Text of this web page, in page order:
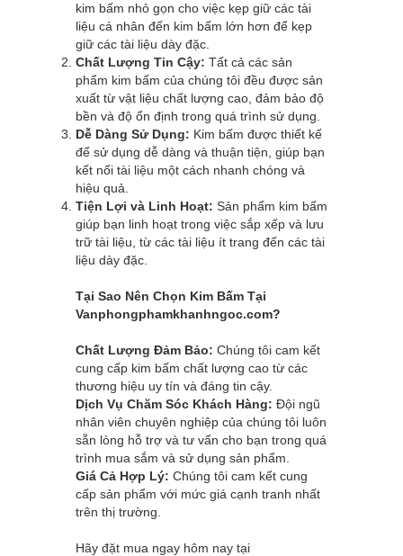
kim bấm nhỏ gọn cho việc kẹp giữ các tài
liệu cá nhân đến kim bấm lớn hơn để kẹp
giữ các tài liệu dày đặc.
Chất Lượng Tin Cậy: Tất cả các sản
phẩm kim bấm của chúng tôi đều được sản
xuất từ vật liệu chất lượng cao, đảm bảo độ
bền và độ ổn định trong quá trình sử dụng.
Dễ Dàng Sử Dụng: Kim bấm được thiết kế
để sử dụng dễ dàng và thuận tiện, giúp bạn
kết nối tài liệu một cách nhanh chóng và
hiệu quả.
Tiện Lợi và Linh Hoạt: Sản phẩm kim bấm
giúp bạn linh hoạt trong việc sắp xếp và lưu
trữ tài liệu, từ các tài liệu ít trang đến các tài
liệu dày đặc.
Tại Sao Nên Chọn Kim Bấm Tại
Vanphongphamkhanhngoc.com?
Chất Lượng Đảm Bảo: Chúng tôi cam kết
cung cấp kim bấm chất lượng cao từ các
thương hiệu uy tín và đáng tin cậy.
Dịch Vụ Chăm Sóc Khách Hàng: Đội ngũ
nhân viên chuyên nghiệp của chúng tôi luôn
sẵn lòng hỗ trợ và tư vấn cho bạn trong quá
trình mua sắm và sử dụng sản phẩm.
Giá Cả Hợp Lý: Chúng tôi cam kết cung
cấp sản phẩm với mức giá cạnh tranh nhất
trên thị trường.
Hãy đặt mua ngay hôm nay tại